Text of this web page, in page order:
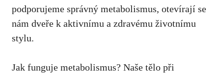
podporujeme správný metabolismus, otevírají se
nám dveře k aktivnímu a⁢ zdravému životnímu
stylu.
Jak funguje ‍metabolismus? Naše tělo ⁣při